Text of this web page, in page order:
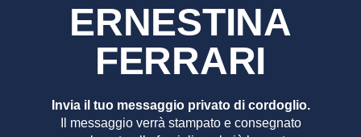
ERNESTINA
FERRARI
Invia il tuo messaggio privato di cordoglio.
Il messaggio verrà stampato e consegnato